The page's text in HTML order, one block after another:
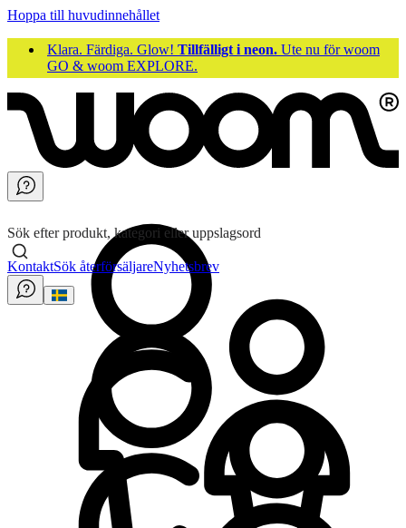
Hoppa till huvudinnehållet
Klara. Färdiga. Glow! Tillfälligt i neon. Ute nu för woom
GO & woom EXPLORE.
Sök efter produkt, kategori eller uppslagsord
KontaktSök återförsäljareNyhetsbrev